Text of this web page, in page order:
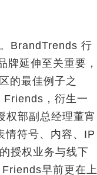
BrandTrends 行
延伸至关重要，
的最佳例子之
Friends，衍生一
部副总经理董宵
情符号、内容、IP
授权业务与线下
早前更在上